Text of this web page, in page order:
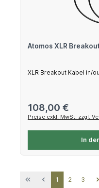
Atomos XLR
XLR Breakout Kabel in/
Regulärer Preis:
108,00 €
Preise exkl. MwSt. zzgl.
In
Seite
1 Seite
2 Seite
3